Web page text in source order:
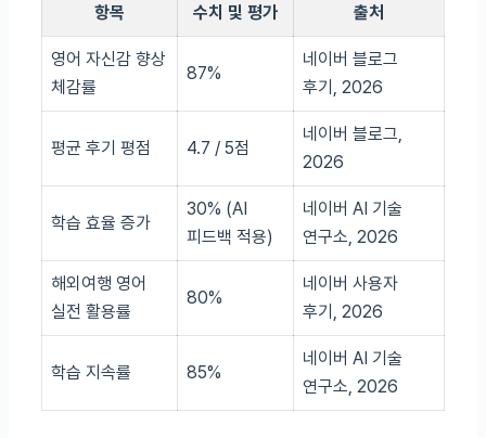
항목 수치 및 평가 출처
영어 자신감 향상
체감률
87%
네이버 블로그
후기, 2026
평균 후기 평점 4.7 / 5점
네이버 블로그,
2026
학습 효율 증가
30% (AI
피드백 적용)
네이버 AI 기술
연구소, 2026
해외여행 영어
실전 활용률
80%
네이버 사용자
후기, 2026
학습 지속률 85%
네이버 AI 기술
연구소, 2026